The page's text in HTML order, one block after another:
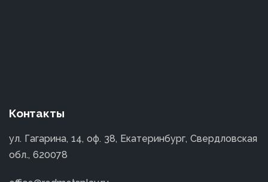
Контакты
ул. Гагарина, 14, оф. 38, Екатеринбург, Свердловская
обл., 620078